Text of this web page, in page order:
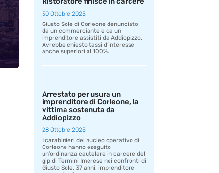
30 Ottobre 2025
Giusto Sole di Corleone denunciato
da un commerciante e da un
imprenditore assistiti da Addiopizzo.
Avrebbe chiesto tassi d’interesse
anche superiori al 100%.
Arrestato per usura un
imprenditore di Corleone, la
vittima sostenuta da
Addiopizzo
28 Ottobre 2025
I carabinieri del nucleo operativo di
Corleone hanno eseguito
un’ordinanza cautelare in carcere del
gip di Termini Imerese nei confronti di
Giusto Sole, 37 anni, imprenditore